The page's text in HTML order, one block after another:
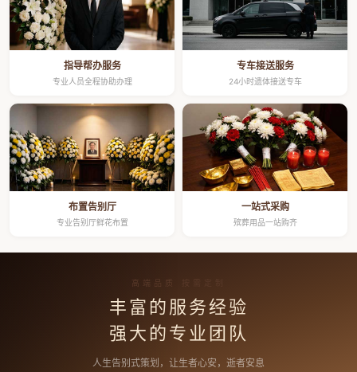
指导帮办服务
专业人员全程协助办理
专车接送服务
24小时遗体接送专车
布置告别厅
专业告别厅鲜花布置
一站式采购
殡葬用品一站购齐
高端品质 按需定制
丰富的服务经验
强大的专业团队
人生告别式策划，让生者心安，逝者安息